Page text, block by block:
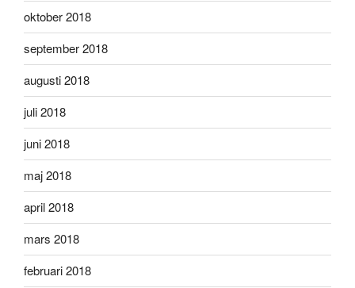
oktober 2018
september 2018
augusti 2018
juli 2018
juni 2018
maj 2018
april 2018
mars 2018
februari 2018